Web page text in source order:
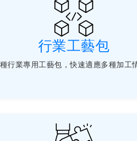
行業工藝包
行業專用工藝包，快速適應多種加工